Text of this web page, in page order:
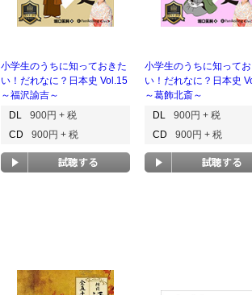
小学生のうちに知っておきた
い！だれなに？日本史 Vol.15
～福沢諭吉～
DL
900円 + 税
CD
900円 + 税
小学生のうちに知って
い！だれなに？日本史
～葛飾北斎～
DL
900円 + 税
CD
900円 + 税